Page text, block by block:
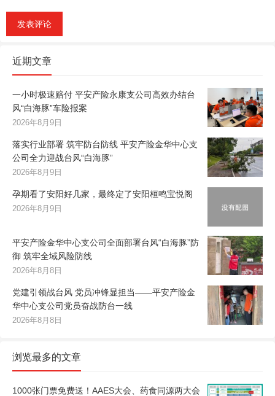
近期文章
一小时极速赔付 平安产险永康支公司高效办结台
风“白海豚”车险报案
2026年8月9日
落实行业部署 筑牢防台防线 平安产险金华中心支
公司全力迎战台风“白海豚”
2026年8月9日
孕期看了安阳好几家，最终定了安阳桓鸣宝悦阁
2026年8月9日
平安产险金华中心支公司全面部署台风“白海豚”防
御 筑牢全域风险防线
2026年8月8日
党建引领战台风 党员冲锋显担当——平安产险金
华中心支公司党员奋战防台一线
2026年8月8日
浏览最多的文章
1000张门票免费送！AAES大会、药食同源两大会